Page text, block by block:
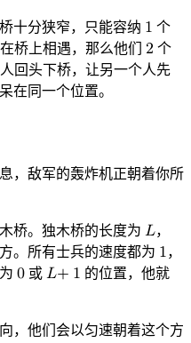
十分狭窄，只能容纳 1 个
桥上相遇，那么他们 2 个
回头下桥，让另一个人先
在同一个位置。
，敌军的轰炸机正朝着你所
桥。独木桥的长度为 𝐿，
。所有士兵的速度都为 1，
0 或 𝐿+ 1 的位置，他就
，他们会以匀速朝着这个方